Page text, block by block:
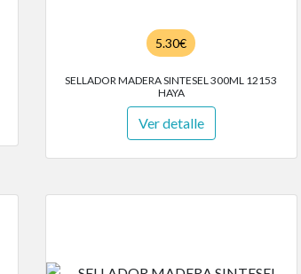
5.30€
SELLADOR MADERA SINTESEL 300ML 12153
HAYA
Ver detalle